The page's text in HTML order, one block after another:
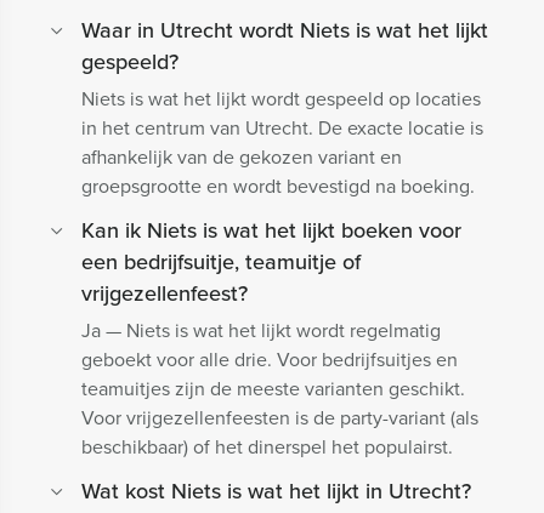
Waar in Utrecht wordt Niets is wat het lijkt
gespeeld?
Niets is wat het lijkt wordt gespeeld op locaties
in het centrum van Utrecht. De exacte locatie is
afhankelijk van de gekozen variant en
groepsgrootte en wordt bevestigd na boeking.
Kan ik Niets is wat het lijkt boeken voor
een bedrijfsuitje, teamuitje of
vrijgezellenfeest?
Ja — Niets is wat het lijkt wordt regelmatig
geboekt voor alle drie. Voor bedrijfsuitjes en
teamuitjes zijn de meeste varianten geschikt.
Voor vrijgezellenfeesten is de party-variant (als
beschikbaar) of het dinerspel het populairst.
Wat kost Niets is wat het lijkt in Utrecht?